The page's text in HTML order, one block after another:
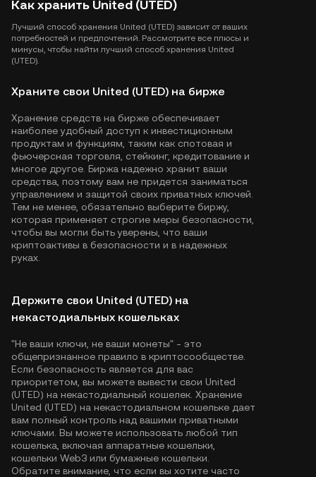
Как хранить United (UTED)
Лучший способ хранения United (UTED) зависит от ваших
потребностей и предпочтений. Рассмотрите все плюсы и
минусы, чтобы найти лучший способ хранения United
(UTED).
Храните свои United (UTED) на бирже
Хранение средств на бирже обеспечивает
наиболее удобный доступ к инвестиционным
продуктам и функциям, таким как спотовая и
фьючерсная торговля, стейкинг, кредитование и
многое другое. Биржа надежно хранит ваши
средства, поэтому вам не придется заниматься
управлением и защитой своих приватных ключей.
Тем не менее, обязательно выберите биржу,
которая применяет строгие меры безопасности,
чтобы вы могли быть уверены, что ваши
криптоактивы в безопасности и в надежных
руках.
Держите свои United (UTED) на
некастодиальных кошельках
"Не ваши ключи, не ваши монеты" - это
общепризнанное правило в криптосообществе.
Если безопасность является для вас
приоритетом, вы можете вывести свои United
(UTED) на некастодиальный кошелек. Хранение
United (UTED) на некастодиальном кошельке дает
вам полный контроль над вашими приватными
ключами. Вы можете использовать любой тип
кошелька, включая аппаратные кошельки,
кошельки Web3 или бумажные кошельки.
Обратите внимание, что если вы хотите часто